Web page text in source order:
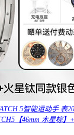
5智能运动手 表
【46mm 木星棕